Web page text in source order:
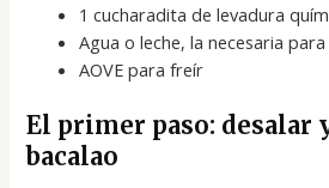
1 cucharadita de levadura
Agua o leche, la necesaria
AOVE para freír
El primer paso: desalar
bacalao